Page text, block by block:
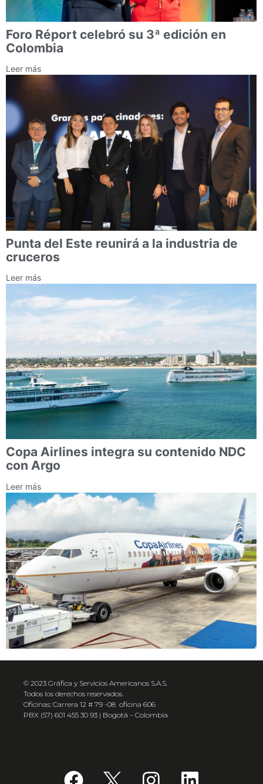
Foro Réport celebró su 3ª edición en
Colombia
Leer más
Punta del Este reunirá a la industria de
cruceros
Leer más
Copa Airlines integra su contenido NDC
con Argo
Leer más
© 2023 Gráfica y Servicios Americanos S.A.S.
Todos los derechos reservados.
Oficinas: Carrera 12 # 79 -08 oficina 606
PBX (57) 601 455 30 93 | Bogotá – Colombia